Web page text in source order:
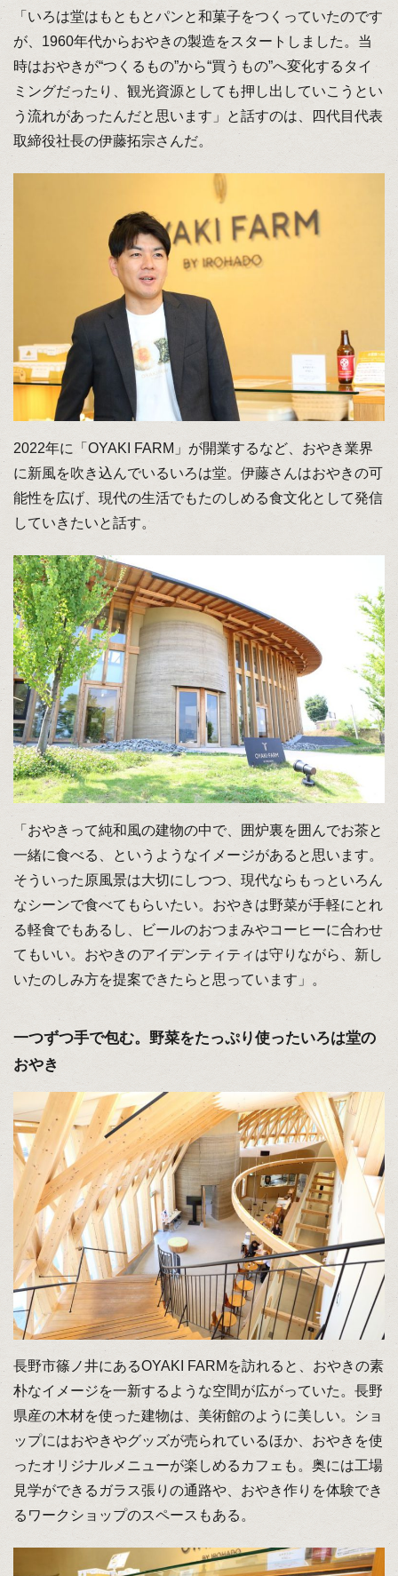
「いろは堂はもともとパンと和菓子をつくっていたのです
が、1960年代からおやきの製造をスタートしました。当
時はおやきが“つくるもの”から“買うもの”へ変化するタイ
ミングだったり、観光資源としても押し出していこうとい
う流れがあったんだと思います」と話すのは、四代目代表
取締役社長の伊藤拓宗さんだ。
2022年に「OYAKI FARM」が開業するなど、おやき業界
に新風を吹き込んでいるいろは堂。伊藤さんはおやきの可
能性を広げ、現代の生活でもたのしめる食文化として発信
していきたいと話す。
「おやきって純和風の建物の中で、囲炉裏を囲んでお茶と
一緒に食べる、というようなイメージがあると思います。
そういった原風景は大切にしつつ、現代ならもっといろん
なシーンで食べてもらいたい。おやきは野菜が手軽にとれ
る軽食でもあるし、ビールのおつまみやコーヒーに合わせ
てもいい。おやきのアイデンティティは守りながら、新し
いたのしみ方を提案できたらと思っています」。
一つずつ手で包む。野菜をたっぷり使ったいろは堂の
おやき
長野市篠ノ井にあるOYAKI FARMを訪れると、おやきの素
朴なイメージを一新するような空間が広がっていた。長野
県産の木材を使った建物は、美術館のように美しい。ショ
ップにはおやきやグッズが売られているほか、おやきを使
ったオリジナルメニューが楽しめるカフェも。奥には工場
見学ができるガラス張りの通路や、おやき作りを体験でき
るワークショップのスペースもある。